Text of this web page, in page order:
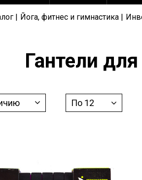
| Йога, фитнес и гимнастика |
Гантели
По 12